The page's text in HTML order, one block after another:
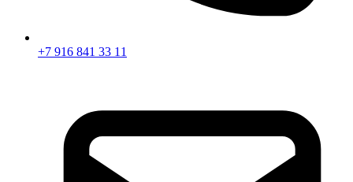
+7 916 841 33 11